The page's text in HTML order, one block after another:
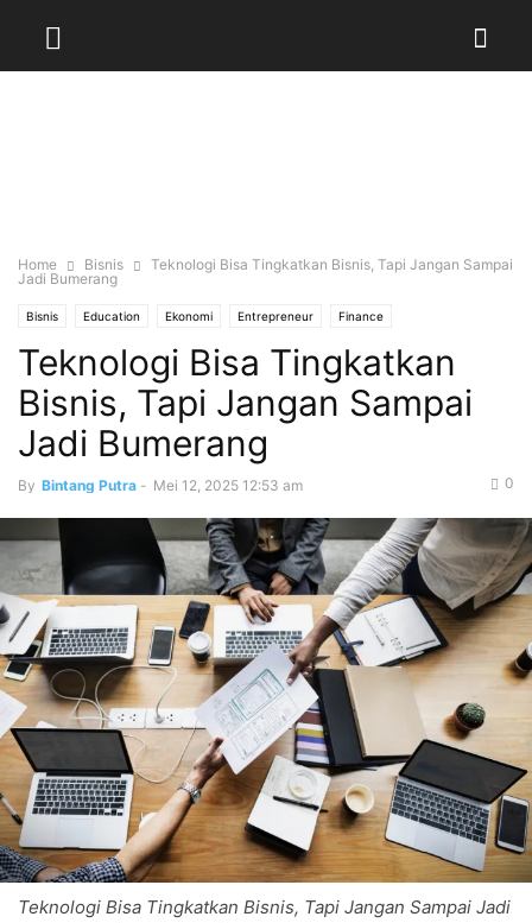
Home Bisnis
Teknologi Bisa Tingkatkan Bisnis, Tapi Jangan Sampai
Jadi Bumerang
Bisnis Education Ekonomi Entrepreneur Finance
Industri dan Logistik Kuliner & Resto News Retail & Properti
Sales & Marketing Startup Teknologi Tips & Trik UMKM
Teknologi Bisa Tingkatkan
Bisnis, Tapi Jangan Sampai
Jadi Bumerang
By Bintang Putra - Mei 12, 2025 12:53 am 0
Teknologi Bisa Tingkatkan Bisnis, Tapi Jangan Sampai Jadi